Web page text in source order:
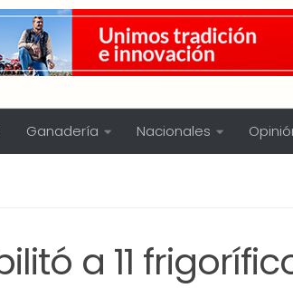
Ganadería Nacionales
a 11